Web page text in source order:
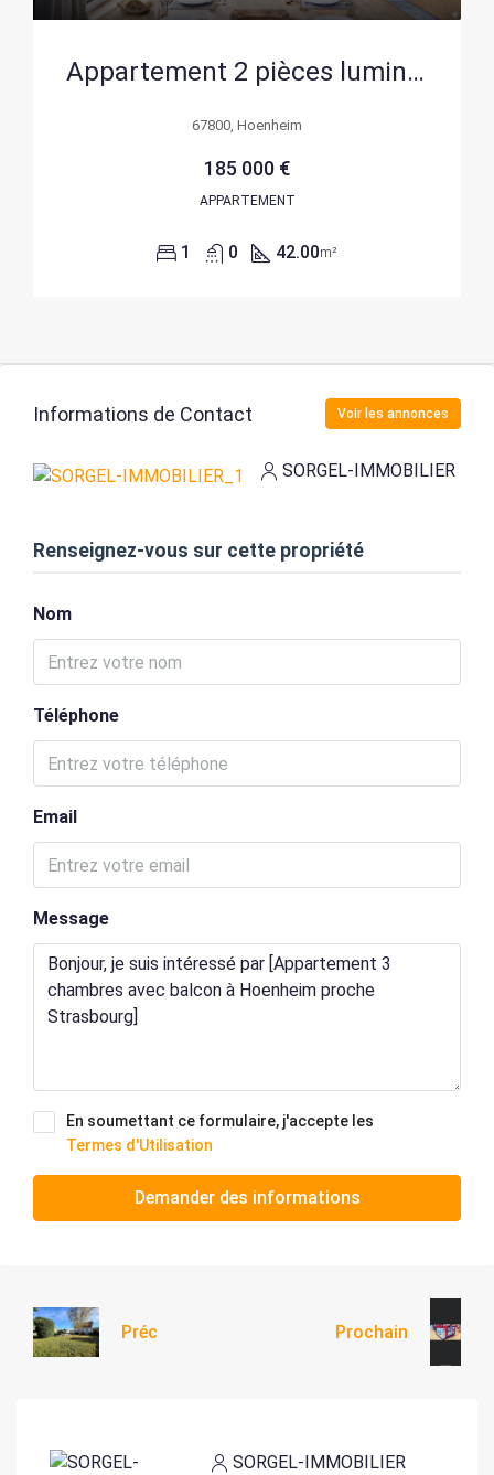
Appartement 2 pièces lumineux de 42 m² à Hoenheim, Bas-Rhin
67800, Hoenheim
185 000 €
APPARTEMENT
1 0 42.00m²
Informations de Contact Voir les annonces
SORGEL-IMMOBILIER
Renseignez-vous sur cette propriété
Nom
Téléphone
Email
Message
En soumettant ce formulaire, j'accepte les
Termes d'Utilisation
Demander des informations
Préc Prochain
SORGEL-IMMOBILIER